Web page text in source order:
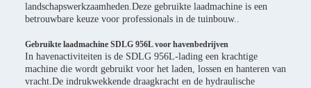
landschapswerkzaamheden.Deze gebruikte laadmachine is een
betrouwbare keuze voor professionals in de tuinbouw..
Gebruikte laadmachine SDLG 956L voor havenbedrijven
In havenactiviteiten is de SDLG 956L-lading een krachtige
machine die wordt gebruikt voor het laden, lossen en hanteren van
vracht.De indrukwekkende draagkracht en de hydraulische